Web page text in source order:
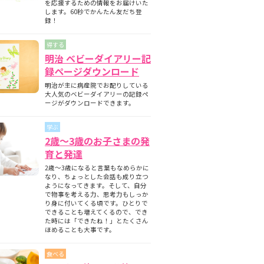
を応援するための情報をお届けいた
します。60秒でかんたん友だち登
録！
得する
明治 ベビーダイアリー記
録ページダウンロード
明治が主に病産院でお配りしている
大人気のベビーダイアリーの記録ペ
ージがダウンロードできます。
学ぶ
2歳～3歳のお子さまの発
育と発達
2歳～3歳になると言葉もなめらかに
なり、ちょっとした会話も成り立つ
ようになってきます。そして、自分
で物事を考える力、思考力もしっか
り身に付いてくる頃です。ひとりで
できることも増えてくるので、でき
た時には「できたね！」とたくさん
ほめることも大事です。
食べる